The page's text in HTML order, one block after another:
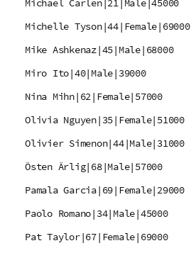
Michael Carlen|21|Male|45000
Michelle Tyson|44|Female|69000
Mike Ashkenaz|45|Male|68000
Miro Ito|40|Male|39000
Nina Mihn|62|Female|57000
Olivia Nguyen|35|Female|51000
Olivier Simenon|44|Male|31000
Östen Ärlig|68|Male|57000
Pamala Garcia|69|Female|29000
Paolo Romano|34|Male|45000
Pat Taylor|67|Female|69000